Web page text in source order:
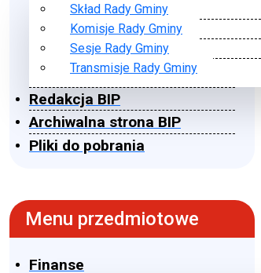
Skład Rady Gminy
Komisje Rady Gminy
Sesje Rady Gminy
Transmisje Rady Gminy
Redakcja BIP
Archiwalna strona BIP
Pliki do pobrania
Menu przedmiotowe
Finanse